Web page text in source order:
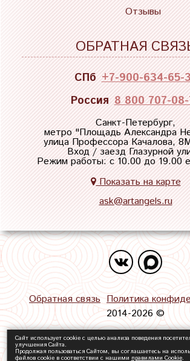
Отзывы
ОБРАТНАЯ
СПб +7-900-634-65-
Россия 8 800 707-
Санкт-Петербург,
метро "Площадь Александра
улица Профессора Качалова,
Вход / заезд Глазурной
Режим работы: с 10.00 до 19.00
Показать на карте
ask@artangels.ru
Обратная связь Политика
2014-2026 ©
Сайт использует cookie с целью анализа поведения
улучшения Сайта.
Продолжая пользоваться Сайтом, вы соглашаетесь на
файлов cookie в соответствии с нашими правилами Сookie.